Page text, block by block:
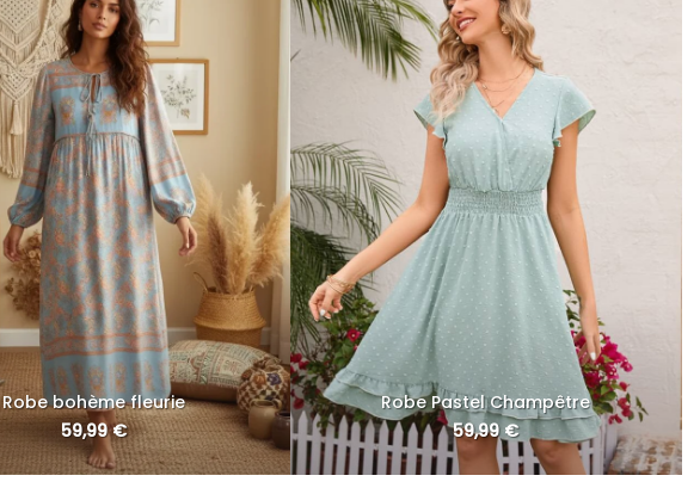
Robe bohème fleurie
59,99€
Robe Pastel Champêtre
59,99 €